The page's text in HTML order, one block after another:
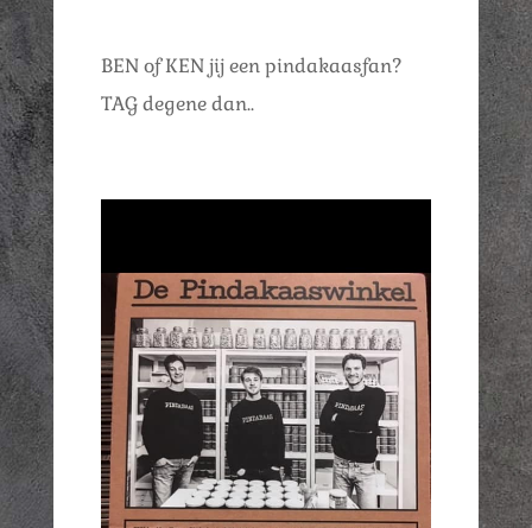
BEN of KEN jij een pindakaasfan?
TAG degene dan..